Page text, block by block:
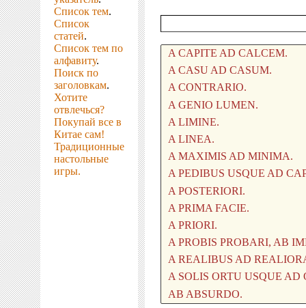
Список тем.
Список
статей.
Список тем по
алфавиту.
Поиск по
заголовкам.
Хотите
отвлечься?
Покупай все в
Китае сам!
Традиционные
настольные
игры.